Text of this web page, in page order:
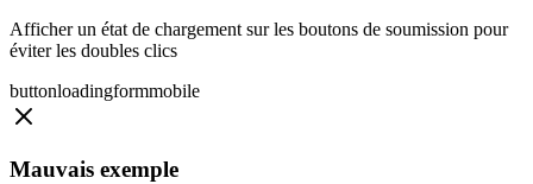
Afficher un état de chargement sur les boutons de soumission pour
éviter les doubles clics
buttonloadingformmobile
Mauvais exemple